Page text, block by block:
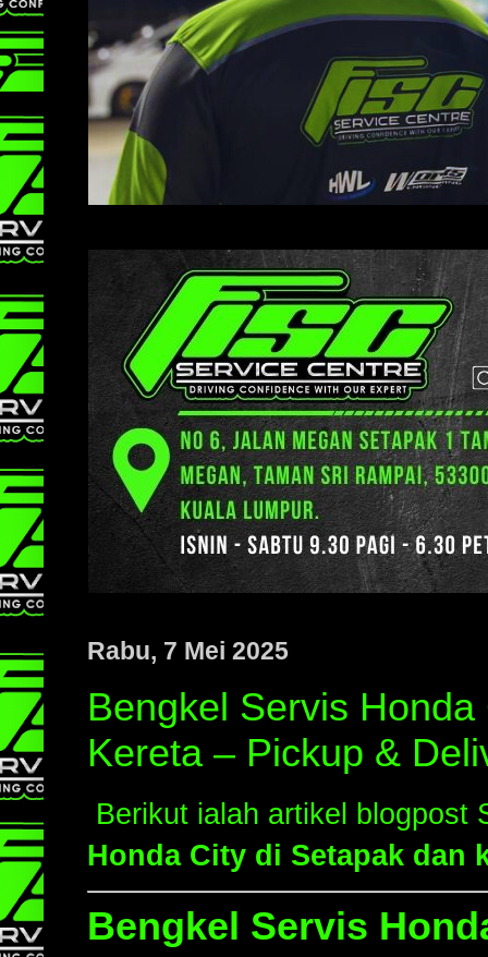
Rabu, 7 Mei 2025
Bengkel Servis
Kereta – Pickup &
Berikut ialah artikel blogpost
Honda City di Setapak dan
Bengkel Servis